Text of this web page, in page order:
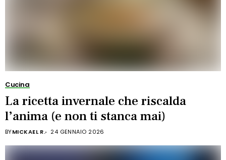
Cucina
La ricetta invernale che riscalda
l’anima (e non ti stanca mai)
BYMICKAEL R. 24 GENNAIO 2026